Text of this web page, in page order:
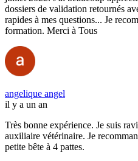
dossiers de validation retournés
rapides à mes questions... Je
formation. Merci à Tous
angelique angel
il y a un an
Très bonne expérience. Je suis
auxiliaire vétérinaire. Je
petite bête à 4 pattes.